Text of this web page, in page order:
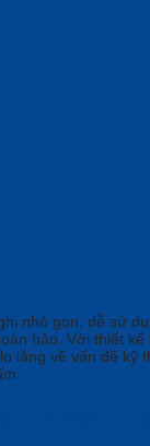
nhỏ gọn, dễ sử
hảo. Với thiết
lắng về vấn đề